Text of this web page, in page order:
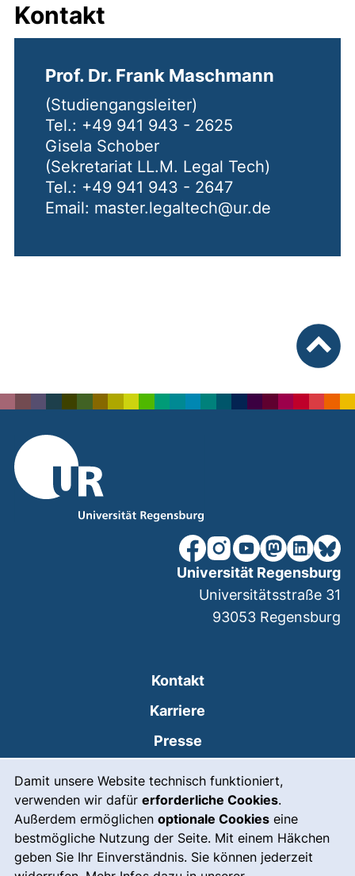
Damit unsere Website technisch funktioniert,
verwenden wir dafür erforderliche Cookies.
Außerdem ermöglichen optionale Cookies eine
bestmögliche Nutzung der Seite. Mit einem Häkchen
geben Sie Ihr Einverständnis. Sie können jederzeit
Kontakt
Prof. Dr. Frank Maschmann
(Studiengangsleiter)
Tel.: +49 941 943 - 2625
Gisela Schober
(Sekretariat LL.M. Legal Tech)
Tel.: +49 941 943 - 2647
Email: master.legaltech@ur.de
unsere Facebook-Seite
unsere Instagram-
unsere YouTube-
unsereunsere
Kontakt
Karriere
Presse
Leichte Sprache
Gebärdensprache
Notfall(externer Link, öffnet
Universität Regensburg
Universitätsstraße 31
93053 Regensburg